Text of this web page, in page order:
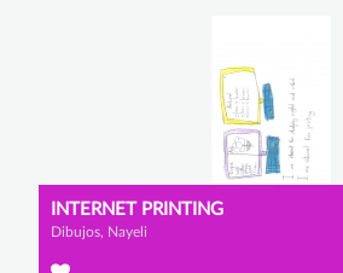
INTERNET PRINTING
Dibujos, Nayeli